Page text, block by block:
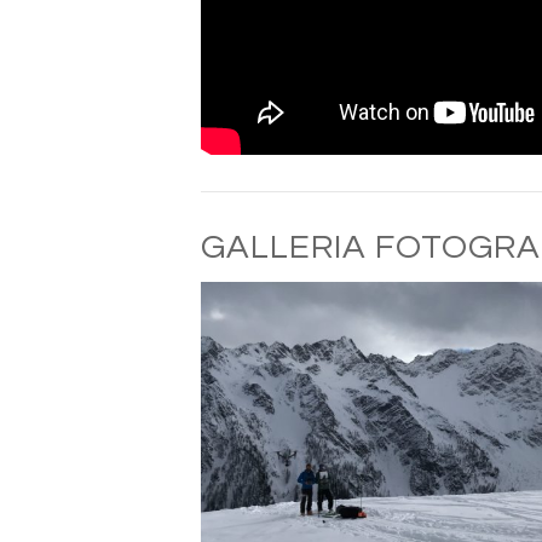
GALLERIA